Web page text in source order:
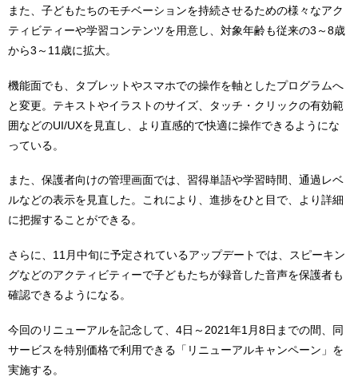
また、子どもたちのモチベーションを持続させるための様々なアク
ティビティーや学習コンテンツを用意し、対象年齢も従来の3～8歳
から3～11歳に拡大。
機能面でも、タブレットやスマホでの操作を軸としたプログラムへ
と変更。テキストやイラストのサイズ、タッチ・クリックの有効範
囲などのUI/UXを見直し、より直感的で快適に操作できるようにな
っている。
また、保護者向けの管理画面では、習得単語や学習時間、通過レベ
ルなどの表示を見直した。これにより、進捗をひと目で、より詳細
に把握することができる。
さらに、11月中旬に予定されているアップデートでは、スピーキン
グなどのアクティビティーで子どもたちが録音した音声を保護者も
確認できるようになる。
今回のリニューアルを記念して、4日～2021年1月8日までの間、同
サービスを特別価格で利用できる「リニューアルキャンペーン」を
実施する。